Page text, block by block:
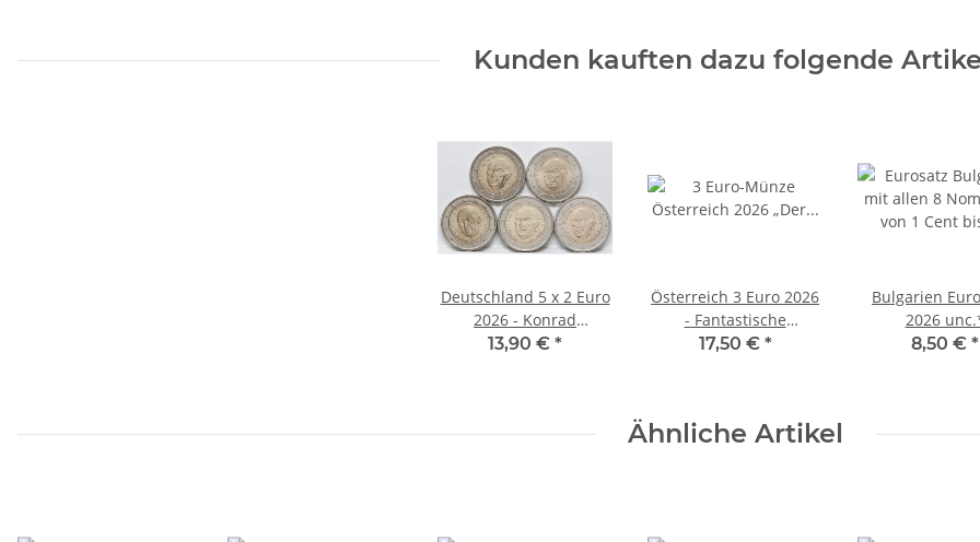
Kunden kauften dazu folgende
Deutschland 5 x 2 Euro
2026 - Konrad
Adenauer - ADFGJ*
13,90 € *
Österreich 3 Euro 2026
- Fantastische
Fabelwesen #2 - Der
17,50 € *
Bulgarien
2026
8,50 € *
Ähnliche Artikel